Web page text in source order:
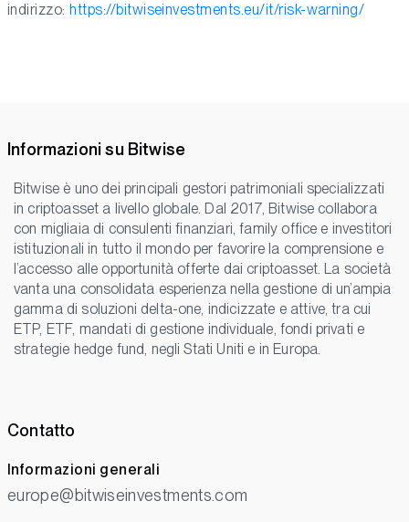
indirizzo: https://bitwiseinvestments.eu/it/risk-warning/
Informazioni su Bitwise
Bitwise è uno dei principali gestori patrimoniali specializzati
in criptoasset a livello globale. Dal 2017, Bitwise collabora
con migliaia di consulenti finanziari, family office e investitori
istituzionali in tutto il mondo per favorire la comprensione e
l’accesso alle opportunità offerte dai criptoasset. La società
vanta una consolidata esperienza nella gestione di un’ampia
gamma di soluzioni delta-one, indicizzate e attive, tra cui
ETP, ETF, mandati di gestione individuale, fondi privati e
strategie hedge fund, negli Stati Uniti e in Europa.
Contatto
Informazioni generali
europe@bitwiseinvestments.com